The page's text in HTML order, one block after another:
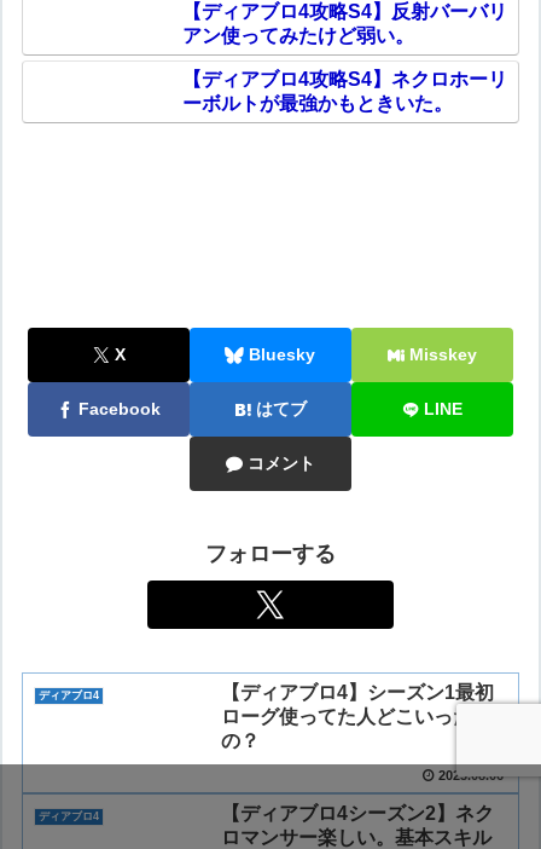
【ディアブロ4攻略S4】反射バーバリ
アン使ってみたけど弱い。
【ディアブロ4攻略S4】ネクロホーリ
ーボルトが最強かもときいた。
X Bluesky Misskey
Facebook はてブ LINE
コメント
フォローする
ディアブロ4
【ディアブロ4】シーズン1最初
ローグ使ってた人どこいった
の？
2023.08.06
ディアブロ4
【ディアブロ4シーズン2】ネク
ロマンサー楽しい。基本スキル